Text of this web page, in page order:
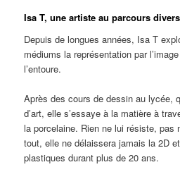
Isa T, une artiste au parcours
Depuis de longues années, Isa T
médiums la représentation par
l’entoure.
Après des cours de dessin au lycée,
d’art, elle s’essaye à la matière à
la porcelaine. Rien ne lui résiste, pas
tout, elle ne délaissera jamais la 2D
plastiques durant plus de 20 ans.